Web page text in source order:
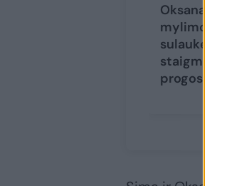
Oksana Pikul iš
mylimojo Vaido
sulaukė
staigmenos:
progos“